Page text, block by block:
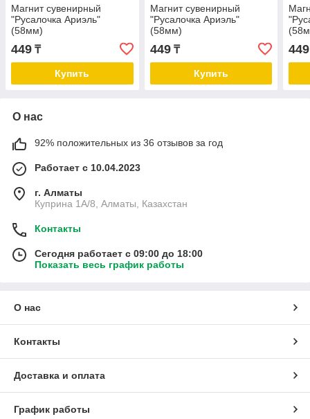
Магнит сувенирный
"Русалочка Ариэль"
(58мм)
449 ₸
Купить
Магнит сувенирный
"Русалочка Ариэль"
(58мм)
449₸
Купить
449
О нас
92% положительных из 36 отзывов за год
Работает с 10.04.2023
г. Алматы
Куприна 1A/8, Алматы, Казахстан
Контакты
Сегодня работает с 09:00 до 18:00
Показать весь график работы
О нас
Контакты
Доставка и оплата
График работы